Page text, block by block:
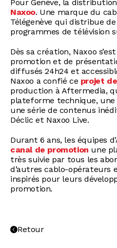
Pour Genève, la
Naxoo. Une marque du
Télégenève qui distribue
programmes de télévision
Dès sa création, Naxoo
promotion et de
diffusés 24h24 et
Naxoo a confié ce projet
production à Aftermedia,
plateforme technique,
une série de contenus
Déclic et Naxoo Live.
Durant 6 ans, les équipes
canal de promotion une
très suivie par tous les
d’autres cablo-opérateurs
inspirés pour leurs
promotion.
Retour